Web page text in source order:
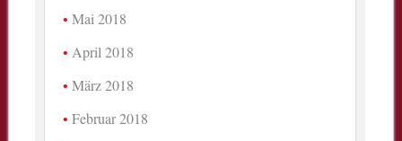
Mai 2018
April 2018
März 2018
Februar 2018